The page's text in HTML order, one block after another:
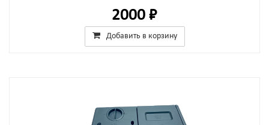
2000 ₽
Добавить в корзину